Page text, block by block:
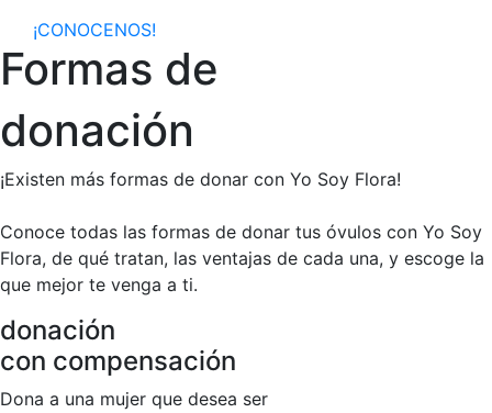
¡CONOCENOS!
Formas de
donación
¡Existen más formas de donar con Yo Soy Flora!
Conoce todas las formas de donar tus óvulos con Yo Soy
Flora, de qué tratan, las ventajas de cada una, y escoge la
que mejor te venga a ti.
donación
con compensación
Dona a una mujer que desea ser